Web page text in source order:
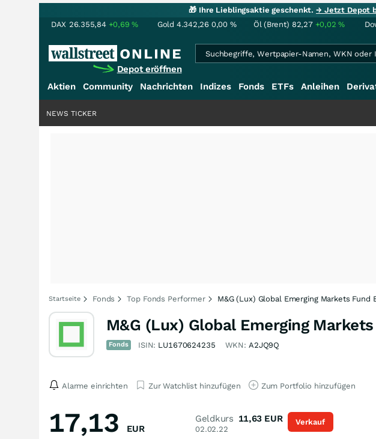
🎁 Ihre Lieblingsaktie geschenkt.→ Jetzt Depot
DAX 26.355,84 +0,69% Gold 4.342,26 0,00 % Öl (Brent) 82,27 +0,02%
Depot eröffnen
Aktien Community Nachrichten Indizes Fonds ETFs Anleihen
NEWS TICKER
Startseite Fonds Top Fonds Performer M&G (Lux) Global Emerging Markets Fund
M&G (Lux) Global Emerging
Fonds ISIN: LU1670624235 WKN: A2JQ9Q
Alarme einrichten Zur Watchlist hinzufügen Zum Portfolio hinzufügen
17,13 EUR
Geldkurs
02.02.22
11,63 EUR Verkauf